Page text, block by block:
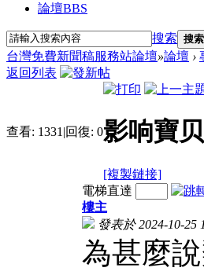
論壇BBS
搜索 搜索
台灣免費新聞稿服務站論壇»論壇 ›
返回列表
查看: 1331 |回復: 0影响寶
[複製鏈接]
電梯直達
樓主
發表於 2024-10-25
為甚麼